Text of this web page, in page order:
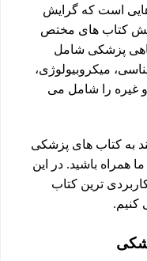
است که گرایش
کتاب های مختص
پزشکی شامل
میکروبیولوژی،
غیره را شامل می
به کتاب های پزشکی
همراه باشید. در این
ترین کتاب
کنیم.